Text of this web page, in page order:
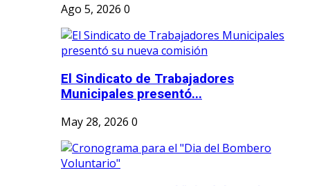
Ago 5, 2026 0
El Sindicato de Trabajadores
Municipales presentó...
May 28, 2026 0